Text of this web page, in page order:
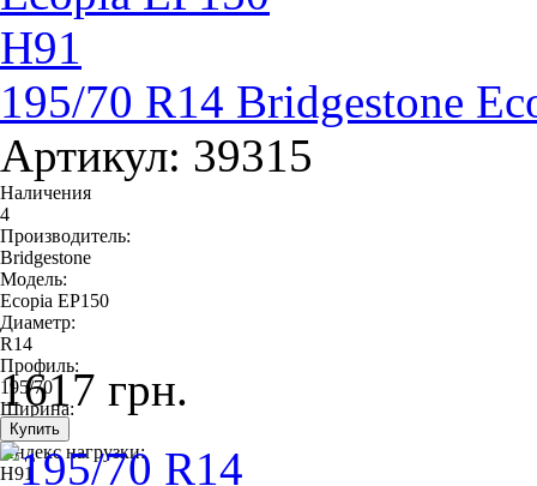
195/70 R14 Bridgestone
Артикул: 39315
Наличения
4
Производитель:
Bridgestone
Модель:
Ecopia EP150
Диаметр:
R14
Профиль:
195/70
Ширина:
195
Индекс нагрузки:
H91
1617 грн.